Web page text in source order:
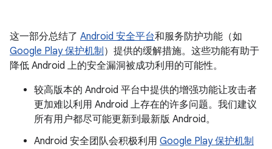
这一部分总结了 Android 安全平台和服务防护功能（如
Google Play 保护机制 ）提供的缓解措施。这些功能有助于
降低 Android 上的安全漏洞被成功利用的可能性。
较高版本的 Android 平台中提供的增强功能让攻击者
更加难以利用 Android 上存在的许多问题。我们建议
所有用户都尽可能更新到最新版 Android。
Android 安全团队会积极利用 Google Play 保护机制